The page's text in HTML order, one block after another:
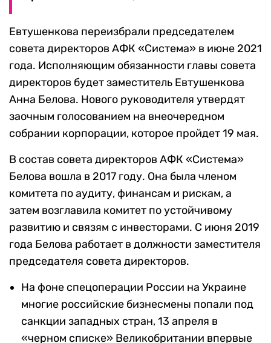
Евтушенкова переизбрали председателем
совета директоров АФК «Система» в июне 2021
года. Исполняющим обязанности главы совета
директоров будет заместитель Евтушенкова
Анна Белова. Нового руководителя утвердят
заочным голосованием на внеочередном
собрании корпорации, которое пройдет 19 мая.
В состав совета директоров АФК «Система»
Белова вошла в 2017 году. Она была членом
комитета по аудиту, финансам и рискам, а
затем возглавила комитет по устойчивому
развитию и связям с инвесторами. С июня 2019
года Белова работает в должности заместителя
председателя совета директоров.
На фоне спецоперации России на Украине
многие российские бизнесмены попали под
санкции западных стран, 13 апреля в
«черном списке» Великобритании впервые